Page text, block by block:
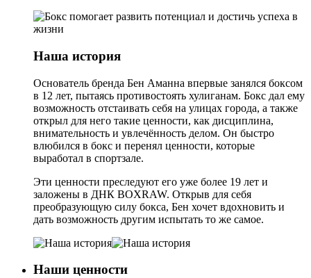
Наша история
Основатель бренда Бен Аманна впервые занялся боксом
в 12 лет, пытаясь противостоять хулиганам. Бокс дал ему
возможность отстаивать себя на улицах города, а также
открыл для него такие ценности, как дисциплина,
внимательность и увлечённость делом. Он быстро
влюбился в бокс и перенял ценности, которые
выработал в спортзале.
Эти ценности преследуют его уже более 19 лет и
заложены в ДНК BOXRAW. Открыв для себя
преобразующую силу бокса, Бен хочет вдохновить и
дать возможность другим испытать то же самое.
Наши ценности